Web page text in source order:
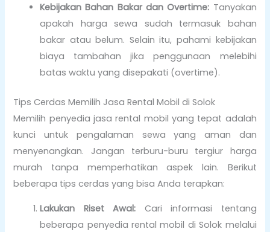
Kebijakan Bahan Bakar dan Overtime: Tanyakan
apakah harga sewa sudah termasuk bahan
bakar atau belum. Selain itu, pahami kebijakan
biaya tambahan jika penggunaan melebihi
batas waktu yang disepakati (overtime).
Tips Cerdas Memilih Jasa Rental Mobil di Solok
Memilih penyedia jasa rental mobil yang tepat adalah
kunci untuk pengalaman sewa yang aman dan
menyenangkan. Jangan terburu-buru tergiur harga
murah tanpa memperhatikan aspek lain. Berikut
beberapa tips cerdas yang bisa Anda terapkan:
Lakukan Riset Awal: Cari informasi tentang
beberapa penyedia rental mobil di Solok melalui